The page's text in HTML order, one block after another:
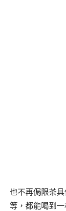
也不再侷限茶
等，都能喝到一